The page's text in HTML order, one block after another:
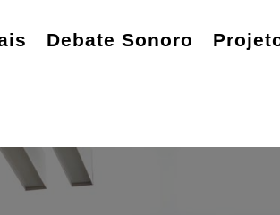
Debate Sonoro